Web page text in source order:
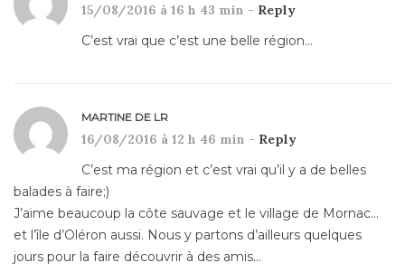
15/08/2016 à 16 h 43 min - Reply
C’est vrai que c’est une belle région…
MARTINE DE LR
16/08/2016 à 12 h 46 min - Reply
C’est ma région et c’est vrai qu’il y a de belles
balades à faire;)
J’aime beaucoup la côte sauvage et le village de Mornac…
et l’île d’Oléron aussi. Nous y partons d’ailleurs quelques
jours pour la faire découvrir à des amis…